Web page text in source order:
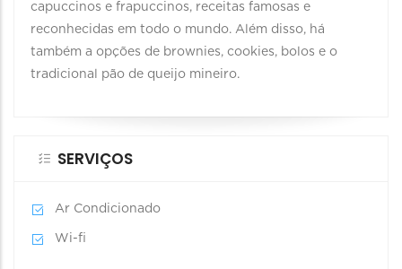
capuccinos e frapuccinos, receitas famosas e
reconhecidas em todo o mundo. Além disso, há
também a opções de brownies, cookies, bolos e o
tradicional pão de queijo mineiro.
SERVIÇOS
Ar Condicionado
Wi-fi